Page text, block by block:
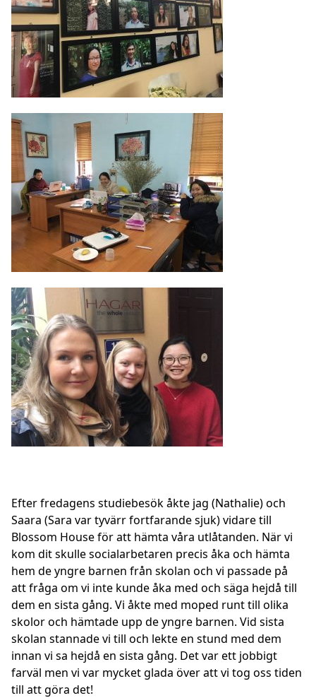
Efter fredagens studiebesök åkte jag (Nathalie) och
Saara (Sara var tyvärr fortfarande sjuk) vidare till
Blossom House för att hämta våra utlåtanden. När vi
kom dit skulle socialarbetaren precis åka och hämta
hem de yngre barnen från skolan och vi passade på
att fråga om vi inte kunde åka med och säga hejdå till
dem en sista gång. Vi åkte med moped runt till olika
skolor och hämtade upp de yngre barnen. Vid sista
skolan stannade vi till och lekte en stund med dem
innan vi sa hejdå en sista gång. Det var ett jobbigt
farväl men vi var mycket glada över att vi tog oss tiden
till att göra det!